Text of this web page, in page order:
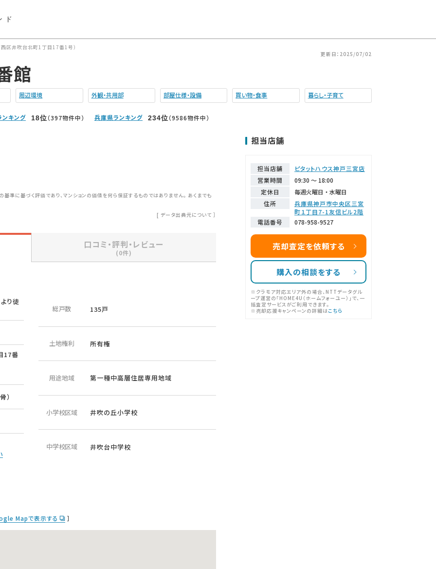
ド
西区井吹台北町1丁目17番1号）
更新日：2025/07/02
館
周辺環境 外観・共用部 部屋仕様・設備 買い物・食事 暮らし・子育て
キング 18位（397物件中） 兵庫県ランキング 234位（9586物件中）
準に基づく評価であり、マンションの価値を何ら保証するものではありません。 あくまでも
[ データ出典元について ］
口コミ・評判・レビュー
(0件)
より徒
17番
）
総戸数 135戸
土地権利 所有権
用途地域 第一種中高層住居専用地域
小学校区域 井吹の丘小学校
中学校区域 井吹台中学校
Mapで表示する ］
担当店舗
担当店舗
ピタットハウス神戸三宮店
営業時間
09:30 ～ 18:00
定休日
毎週火曜日・水曜日
住所
兵庫県神戸市中央区三宮
町１丁目7-1友信ビル2階
電話番号
078-958-9527
売却査定を依頼する
購入の相談をする
※クラモア対応エリア外の場合、NTTデータグル
ープ運営の「HOME4U（ホームフォーユー）」で、一
括査定サービスがご利用できます。
※売却応援キャンペーンの詳細はこちら